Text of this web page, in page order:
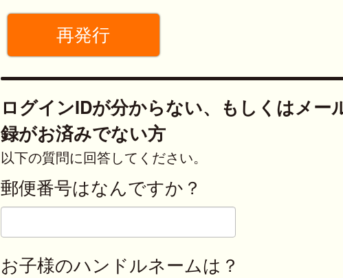
ログインIDが分からない、もしくはメー
録がお済みでない方
以下の質問に回答してください。
郵便番号はなんですか？
お子様のハンドルネームは？